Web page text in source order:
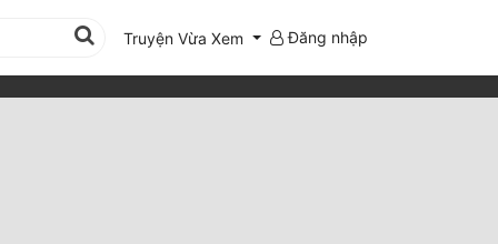
Truyện Vừa Xem Đăng nhập